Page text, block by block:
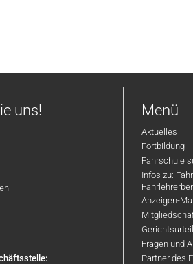
uns! Menü
Aktuelles
Fortbildung
Fahrschule
Infos zu:
Anzeigen-
Fragen und
Partner des